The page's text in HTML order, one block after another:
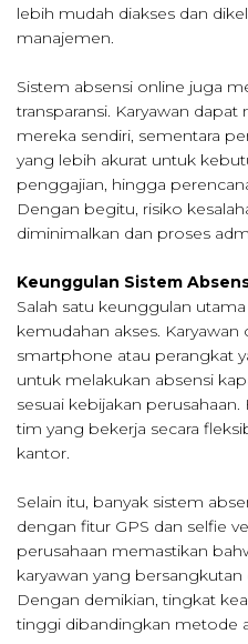
lebih mudah diakses dan
manajemen.
Sistem absensi online juga
transparansi. Karyawan dapat
mereka sendiri, sementara
yang lebih akurat untuk
penggajian, hingga
Dengan begitu, risiko
diminimalkan dan proses
Keunggulan Sistem
Salah satu keunggulan
kemudahan akses.
smartphone atau perangkat
untuk melakukan absensi
sesuai kebijakan
tim yang bekerja secara
kantor.
Selain itu, banyak sistem
dengan fitur GPS dan selfie
perusahaan memastikan
karyawan yang bersangkutan
Dengan demikian, tingkat
tinggi dibandingkan metode